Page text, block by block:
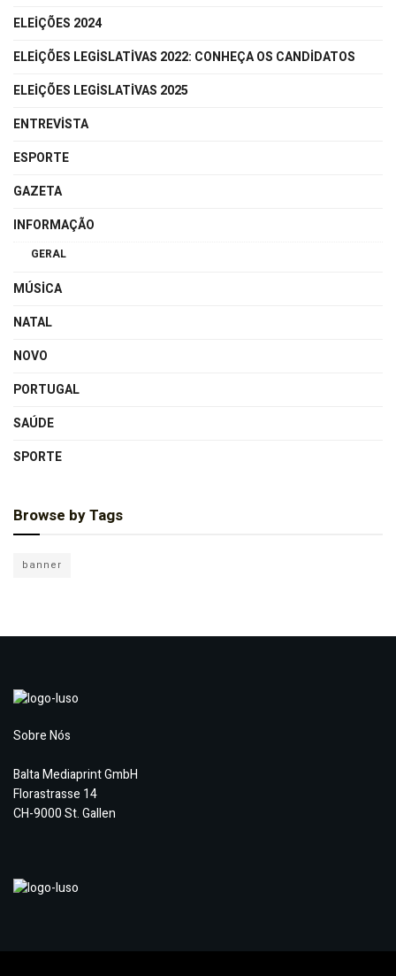
ELEIÇÕES 2024
ELEIÇÕES LEGISLATIVAS 2022: CONHEÇA OS CANDIDATOS
ELEIÇÕES LEGISLATIVAS 2025
ENTREVISTA
ESPORTE
GAZETA
INFORMAÇÃO
GERAL
MÚSICA
NATAL
NOVO
PORTUGAL
SAÚDE
SPORTE
Browse by Tags
banner
Sobre Nós
Balta Mediaprint GmbH
Florastrasse 14
CH-9000 St. Gallen